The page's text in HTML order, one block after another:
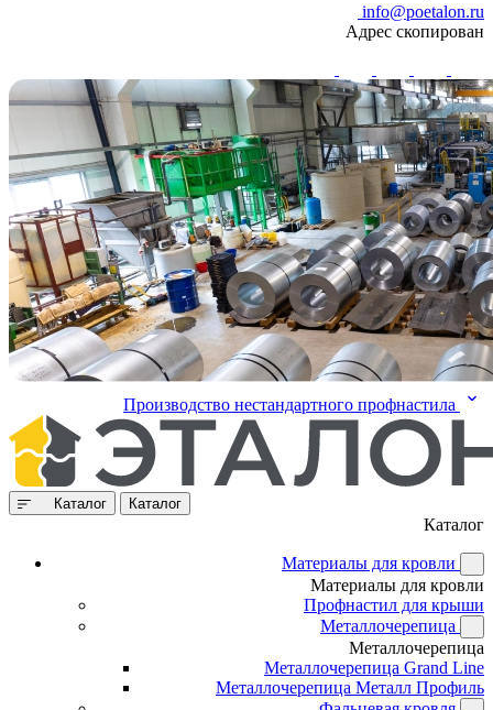
info@poetalon.ru
Адрес скопирован
Производство нестандартного профнастила
Каталог Каталог
Каталог
Материалы для кровли
Материалы для кровли
Профнастил для крыши
Металлочерепица
Металлочерепица
Металлочерепица Grand Line
Металлочерепица Металл Профиль